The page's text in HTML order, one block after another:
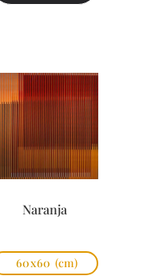
Naranja
60x60 (cm)